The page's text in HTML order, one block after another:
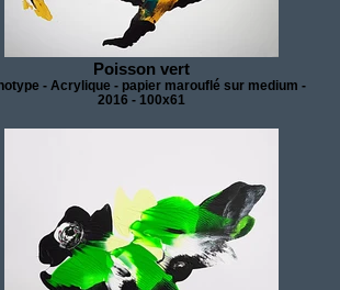
Poisson vert
- Acrylique - papier marouflé sur medium -
2016 - 100x61